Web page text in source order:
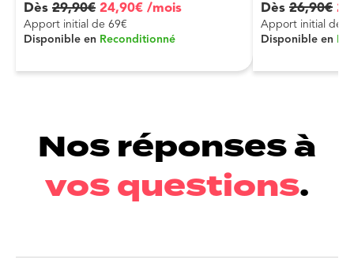
Dès 29,90€ 24,90€ /mois
Apport initial de 69€
Disponible en Reconditionné
Dès 26,90€ 23
Apport initial de
Disponible en
Nos réponses à
vos questions.